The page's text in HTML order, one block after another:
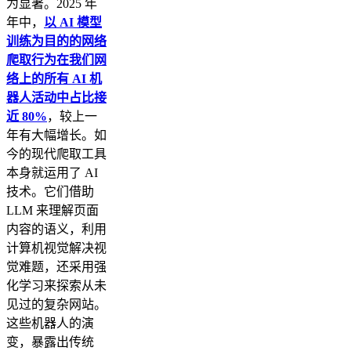
为显著。2025 年
年中， 以 AI 模型
训练为目的的网络
爬取行为在我们网
络上的所有 AI 机
器人活动中占比接
近 80%，较上一
年有大幅增长。如
今的现代爬取工具
本身就运用了 AI
技术。它们借助
LLM 来理解页面
内容的语义，利用
计算机视觉解决视
觉难题，还采用强
化学习来探索从未
见过的复杂网站。
这些机器人的演
变，暴露出传统